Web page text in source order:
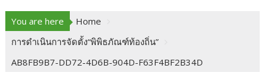
You are here
Home
การดำเนินการจัดตั้ง“พิพิธภัณฑ์ท้องถิ่น”
AB8FB9B7-DD72-4D6B-904D-F63F4BF2B34D